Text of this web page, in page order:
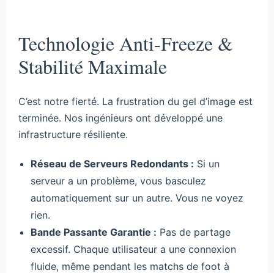
Technologie Anti-Freeze &
Stabilité Maximale
C’est notre fierté. La frustration du gel d’image est
terminée. Nos ingénieurs ont développé une
infrastructure résiliente.
Réseau de Serveurs Redondants : Si un
serveur a un problème, vous basculez
automatiquement sur un autre. Vous ne voyez
rien.
Bande Passante Garantie : Pas de partage
excessif. Chaque utilisateur a une connexion
fluide, même pendant les matchs de foot à